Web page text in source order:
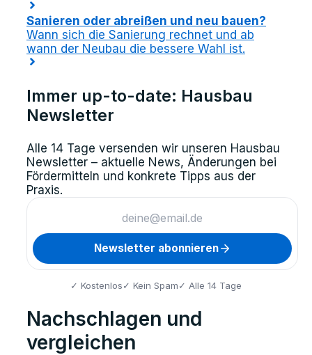
Sanieren oder abreißen und neu bauen?
Wann sich die Sanierung rechnet und ab
wann der Neubau die bessere Wahl ist.
Immer up-to-date: Hausbau
Newsletter
Alle 14 Tage versenden wir unseren Hausbau
Newsletter – aktuelle News, Änderungen bei
Fördermitteln und konkrete Tipps aus der
Praxis.
Newsletter abonnieren
✓ Kostenlos✓ Kein Spam✓ Alle 14 Tage
Nachschlagen und
vergleichen